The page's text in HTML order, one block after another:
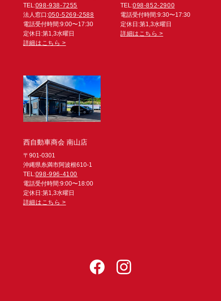
TEL:098-938-7255
法人窓口:050-5269-2588
電話受付時間:9:00〜17:30
定休日:第1,3水曜日
詳細はこちら >
TEL:098-852-2900
電話受付時間:9:30〜17:30
定休日:第1,3水曜日
詳細はこちら >
西自動車商会 南山店
〒901-0301
沖縄県糸満市阿波根610-1
TEL:098-996-4100
電話受付時間:9:00〜18:00
定休日:第1,3水曜日
詳細はこちら >